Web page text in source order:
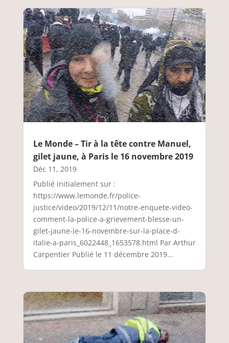
Le Monde – Tir à la tête contre Manuel,
gilet jaune, à Paris le 16 novembre 2019
Déc 11, 2019
Publié initialement sur :
https://www.lemonde.fr/police-
justice/video/2019/12/11/notre-enquete-video-
comment-la-police-a-grievement-blesse-un-
gilet-jaune-le-16-novembre-sur-la-place-d-
italie-a-paris_6022448_1653578.html Par Arthur
Carpentier Publié le 11 décembre 2019...